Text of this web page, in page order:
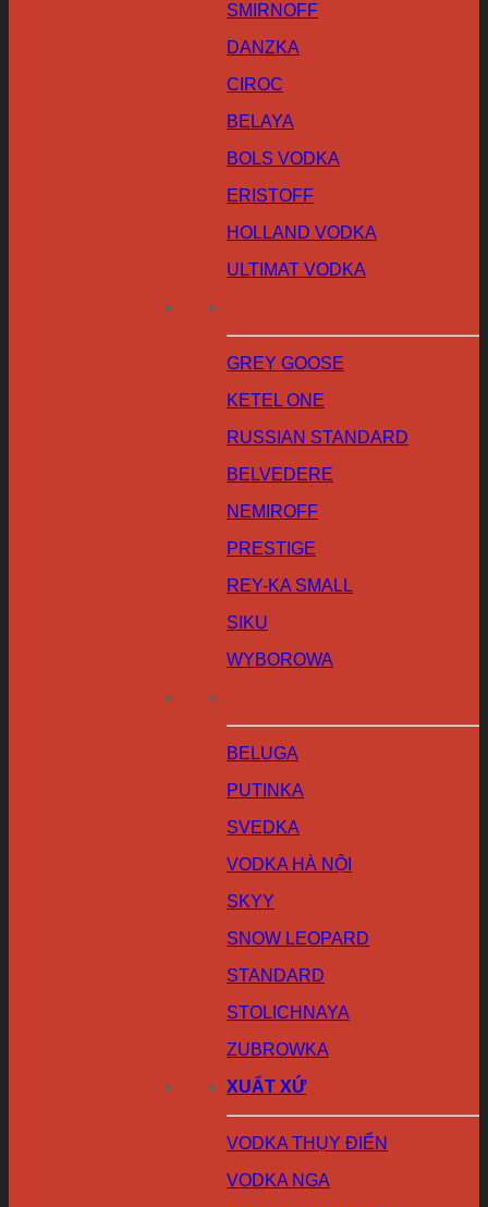
SMIRNOFF
DANZKA
CIROC
BELAYA
BOLS VODKA
ERISTOFF
HOLLAND VODKA
ULTIMAT VODKA
GREY GOOSE
KETEL ONE
RUSSIAN STANDARD
BELVEDERE
NEMIROFF
PRESTIGE
REY-KA SMALL
SIKU
WYBOROWA
BELUGA
PUTINKA
SVEDKA
VODKA HÀ NỘI
SKYY
SNOW LEOPARD
STANDARD
STOLICHNAYA
ZUBROWKA
XUẤT XỨ
VODKA THỤY ĐIỂN
VODKA NGA